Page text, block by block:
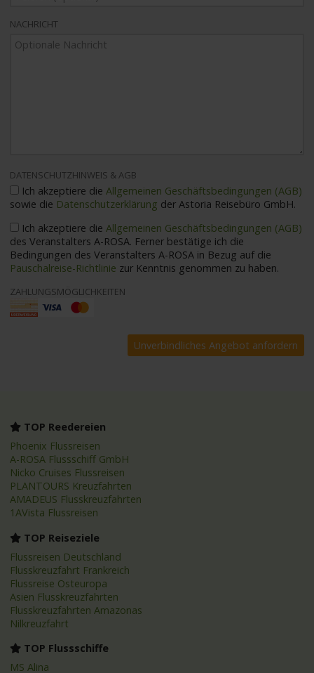
NACHRICHT
DATENSCHUTZHINWEIS & AGB
Ich akzeptiere dieAllgemeinen Geschäftsbedingungen (AGB)
sowie die Datenschutzerklärung der Astoria Reisebüro GmbH.
Ich akzeptiere die Allgemeinen Geschäftsbedingungen (AGB)
des Veranstalters A-ROSA. Ferner bestätige ich die
Bedingungen des Veranstalters A-ROSA in Bezug auf die
Pauschalreise-Richtlinie zur Kenntnis genommen zu haben.
ZAHLUNGSMÖGLICHKEITEN
TOP Reedereien
Phoenix Flussreisen
A-ROSA Flussschiff GmbH
Nicko Cruises Flussreisen
PLANTOURS Kreuzfahrten
AMADEUS Flusskreuzfahrten
1AVista Flussreisen
TOP Reiseziele
Flussreisen Deutschland
Flusskreuzfahrt Frankreich
Flussreise Osteuropa
Asien Flusskreuzfahrten
Flusskreuzfahrten Amazonas
Nilkreuzfahrt
TOP Flussschiffe
MS Alina